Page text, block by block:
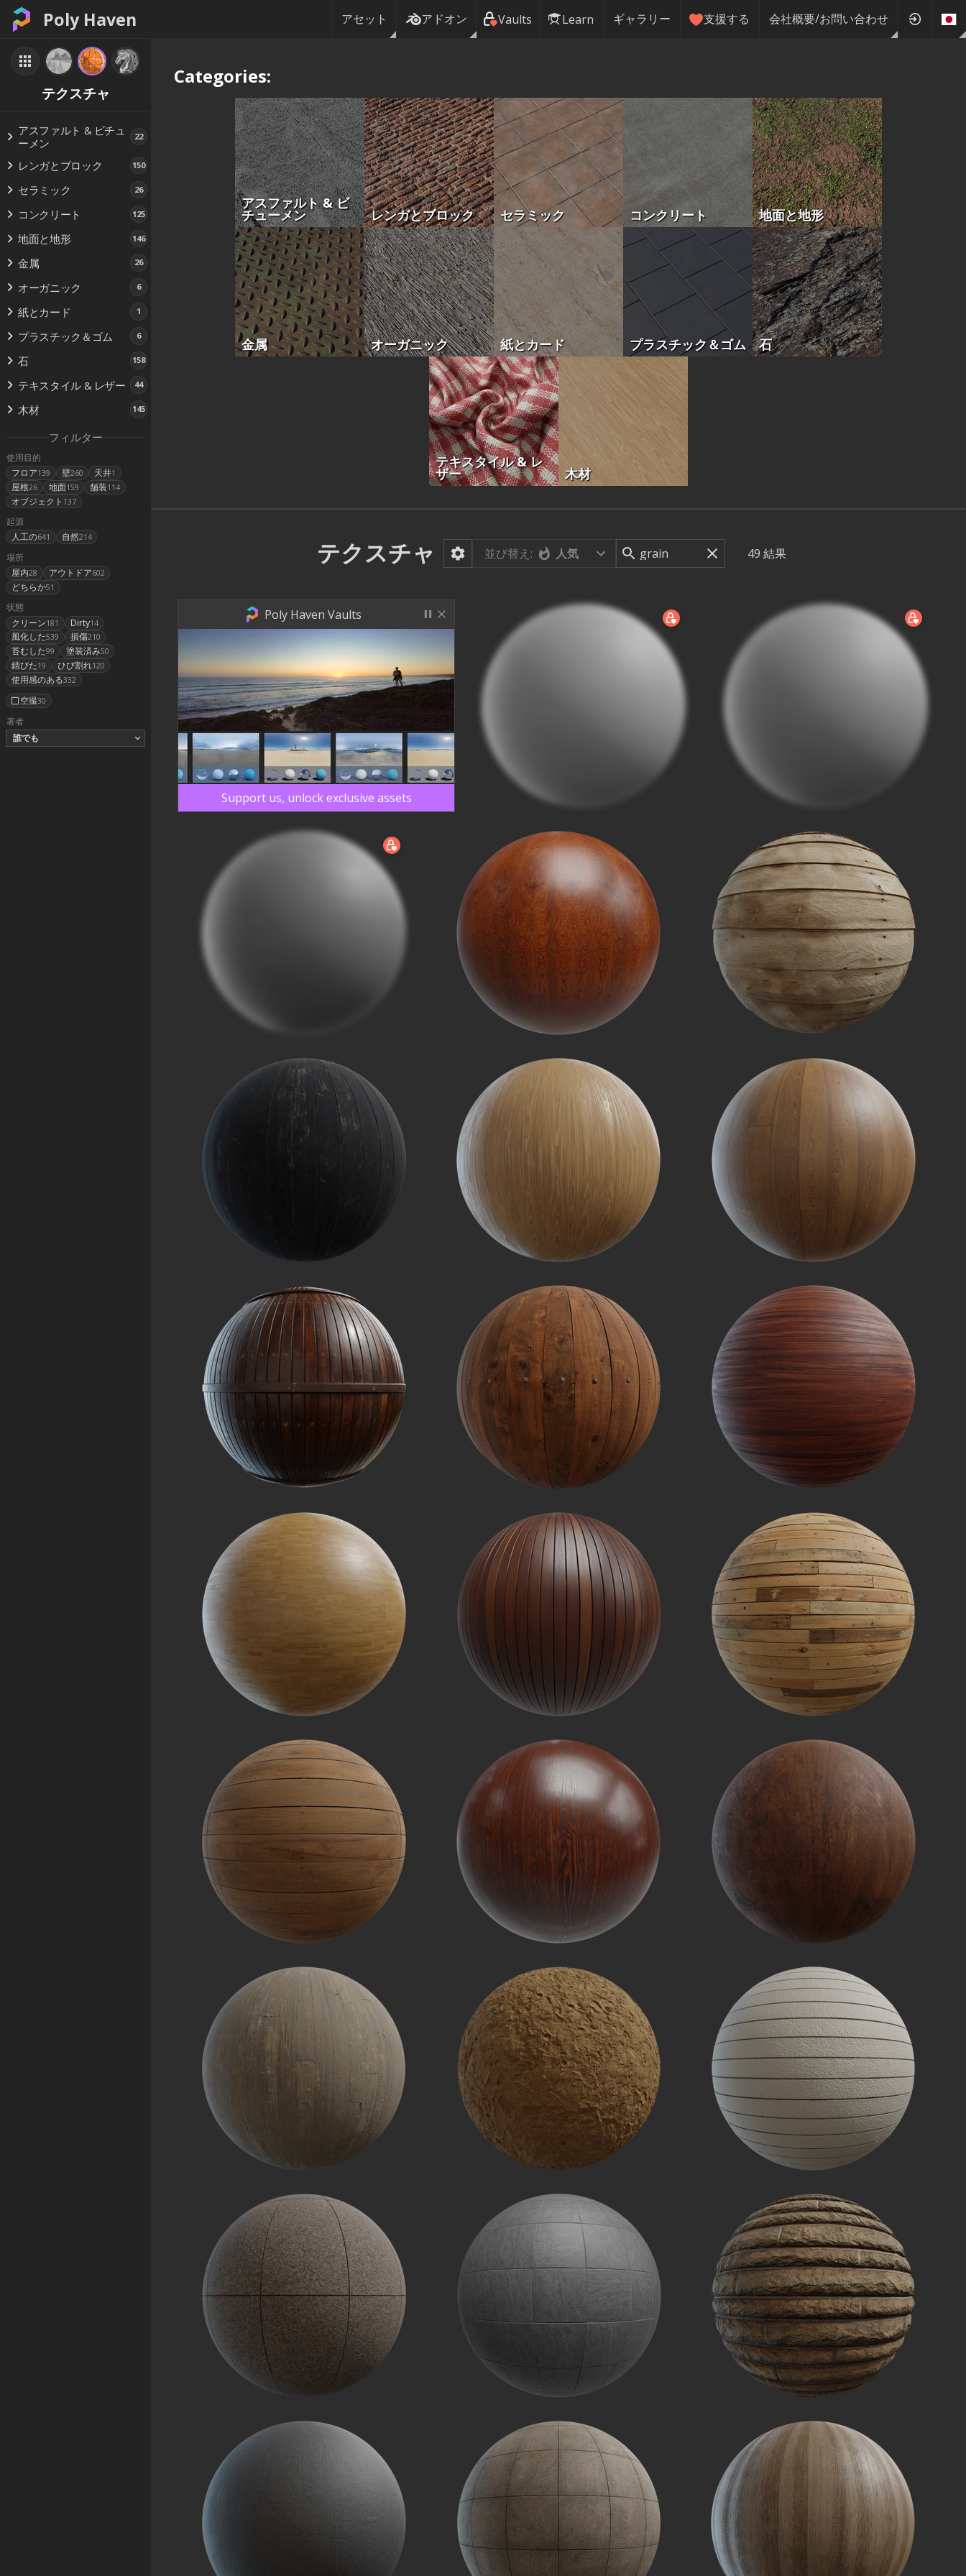
Poly Haven アセット アドオン Vaults Learn ギャラリー 支援する 会社概要/お問い合わせ
テクスチャ
アスファルト & ビチュ
ーメン
22
レンガとブロック 150
セラミック 26
コンクリート 125
地面と地形 146
金属 26
オーガニック 6
紙とカード 1
プラスチック＆ゴム 6
石 158
テキスタイル & レザー 44
木材 145
フィルター
使用目的
フロア139 壁260 天井1
屋根26 地面159 舗装114
オブジェクト 137
起源
人工の641 自然214
場所
屋内28 アウトドア602
どちらか51
状態
クリーン181 Dirty14
風化した539 損傷210
苔むした99 塗装済み50
錆びた19 ひび割れ120
使用感のある332
空撮30
著者
誰でも
Categories:
アスファルト & ビ
チューメン レンガとブロック セラミック コンクリート 地面と地形
金属 オーガニック 紙とカード プラスチック＆ゴム 石
テキスタイル & レ
ザー 木材
テクスチャ 並び替え: 人気 49 結果
Poly Haven Vaults
Support us, unlock exclusive assets